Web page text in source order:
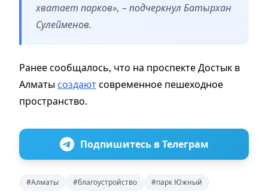
хватает парков», – подчеркнул Батырхан
Сулейменов.
Ранее сообщалось, что на проспекте Достык в
Алматы создаютсовременное пешеходное
пространство.
Подпишитесь в Телеграм
#Алматы #благоустройство #парк Южный